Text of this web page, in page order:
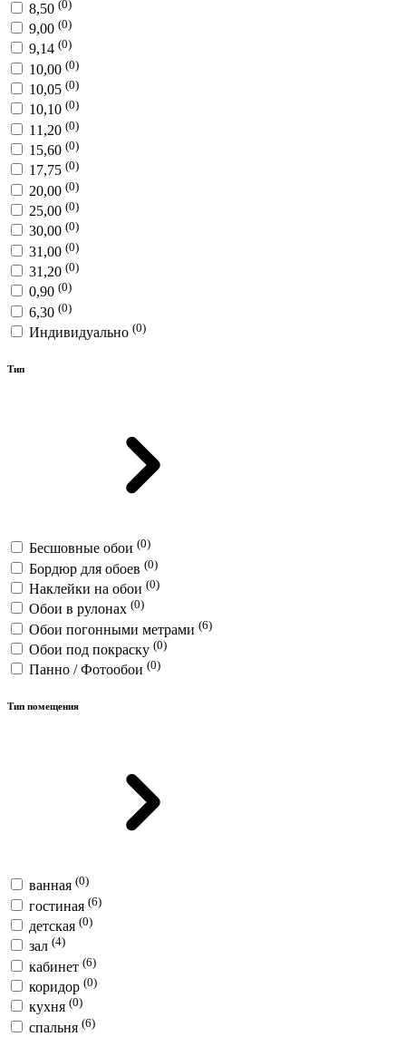
8,50 (0)
9,00 (0)
9,14 (0)
10,00 (0)
10,05 (0)
10,10 (0)
11,20 (0)
15,60 (0)
17,75 (0)
20,00 (0)
25,00 (0)
30,00 (0)
31,00 (0)
31,20 (0)
0,90 (0)
6,30 (0)
Индивидуально (0)
Тип
Бесшовные обои (0)
Бордюр для обоев (0)
Наклейки на обои (0)
Обои в рулонах (0)
Обои погонными метрами (6)
Обои под покраску (0)
Панно / Фотообои (0)
Тип помещения
ванная (0)
гостиная (6)
детская (0)
зал (4)
кабинет (6)
коридор (0)
кухня (0)
спальня (6)